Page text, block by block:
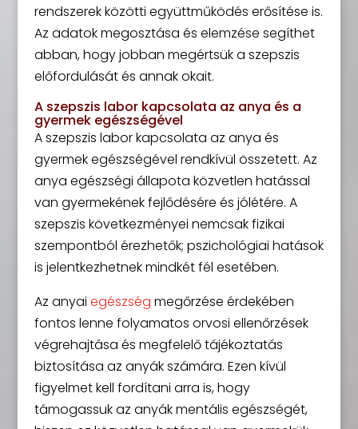
rendszerek közötti együttműködés erősítése is.
Az adatok megosztása és elemzése segíthet
abban, hogy jobban megértsük a szepszis
előfordulását és annak okait.
A szepszis labor kapcsolata az anya és a
gyermek egészségével
A szepszis labor kapcsolata az anya és
gyermek egészségével rendkívül összetett. Az
anya egészségi állapota közvetlen hatással
van gyermekének fejlődésére és jólétére. A
szepszis következményei nemcsak fizikai
szempontból érezhetők; pszichológiai hatások
is jelentkezhetnek mindkét fél esetében.
Az anyai egészség megőrzése érdekében
fontos lenne folyamatos orvosi ellenőrzések
végrehajtása és megfelelő tájékoztatás
biztosítása az anyák számára. Ezen kívül
figyelmet kell fordítani arra is, hogy
támogassuk az anyák mentális egészségét,